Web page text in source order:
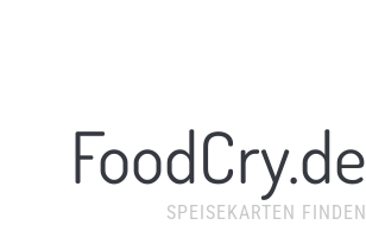
FoodCry.de
SPEISEKARTEN FINDEN